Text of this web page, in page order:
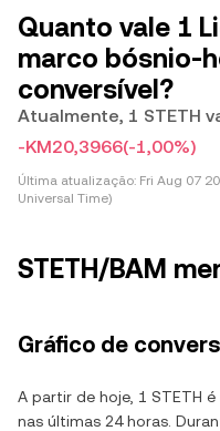
Quanto vale 1
marco bósnio-
conversível?
Atualmente, 1 STETH
-KM20,3966(-1,00%)
Última atualização: Fri Aug 07
Universal Time)
STETH/BAM
Gráfico de
A partir de hoje, 1 STETH
nas últimas 24 horas.